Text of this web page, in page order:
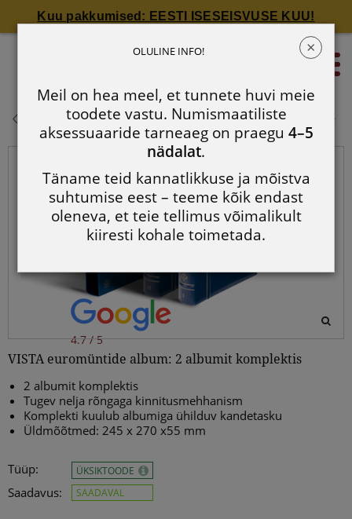
Kuu pakkumised: EESTI ISESEISVUSE KUU!
4.7 / 5
VISTA euromüntide album: 2
albumit komplektis
VISTA euromüntide album: 2 albumit komplektis
2 albumit komplektis
Tugev nelja rõngaga kinnitusmehhanism
Komplekti kuulub albumiga ühilduv kandetasku
Üldmõõtmed: 245 x 270 x55 mm
Tüüp:
Saadavus:
ÜKSIKTOODE
SAADAVAL
VISTA euromüntide album: 2
×
OLULINE INFO!
Meil on hea meel, et tunnete huvi meie
toodete vastu. Numismaatiliste
aksessuaaride tarneaeg on praegu 4–5
nädalat.
Täname teid kannatlikkuse ja mõistva
suhtumise eest – teeme kõik endast
oleneva, et teie tellimus võimalikult
kiiresti kohale toimetada.